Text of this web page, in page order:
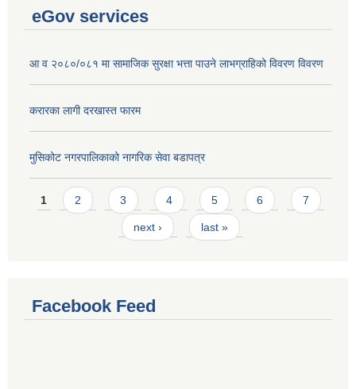
eGov services
आ व २०८०/०८१ मा सामाजिक सुरक्षा भत्ता पाउने लाभग्राहिको विवरण विवरण
करारका लागी दरखास्त फारम
मुसिकोट नगरपालिकाको नागरिक सेवा बडापत्र
Pages
1 2 3 4 5 6 7
next › last »
Facebook Feed